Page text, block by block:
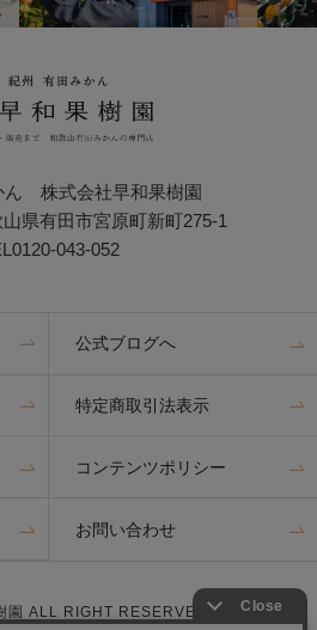
ん 株式会社早和果樹園
県有田市宮原町新町275-1
043-052
公式ブログへ
特定商取引法表示
コンテンツポリシー
お問い合わせ
園 ALL RIGHT RESERVED.